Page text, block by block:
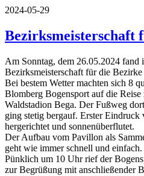
2024-05-29
Bezirksmeisterschaft
Am Sonntag, dem 26.05.2024 fand
Bezirksmeisterschaft für die
Bei bestem Wetter machten sich 8
Blomberg Bogensport auf die Reise
Waldstadion Bega. Der Fußweg
ging stetig bergauf. Erster Eindruck
hergerichtet und sonnenüberflutet.
Der Aufbau vom Pavillon als
geht wie immer schnell und einfach.
Pünklich um 10 Uhr rief der
zur Begrüßung mit anschließender